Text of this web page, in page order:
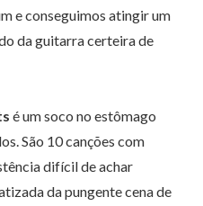
e conseguimos atingir um
da guitarra certeira de
é um soco no estômago
São 10 canções com
difícil de achar
da pungente cena de